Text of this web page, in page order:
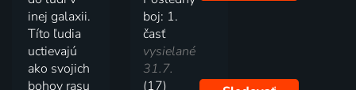
inej galaxii.
Títo ľudia
uctievajú
ako svojich
bohov rasu
boj: 1.
časť
vysielané
31.7.
(17)